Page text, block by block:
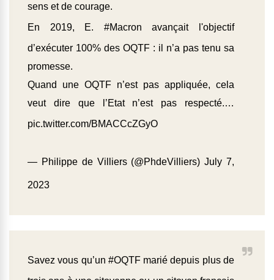
sens et de courage.
En 2019, E. #Macron avançait l'objectif
d’exécuter 100% des OQTF : il n’a pas tenu sa
promesse.
Quand une OQTF n’est pas appliquée, cela
veut dire que l’Etat n’est pas respecté.…
pic.twitter.com/BMACCcZGyO
— Philippe de Villiers (@PhdeVilliers)July 7,
2023
Savez vous qu’un #OQTFmarié depuis plus de